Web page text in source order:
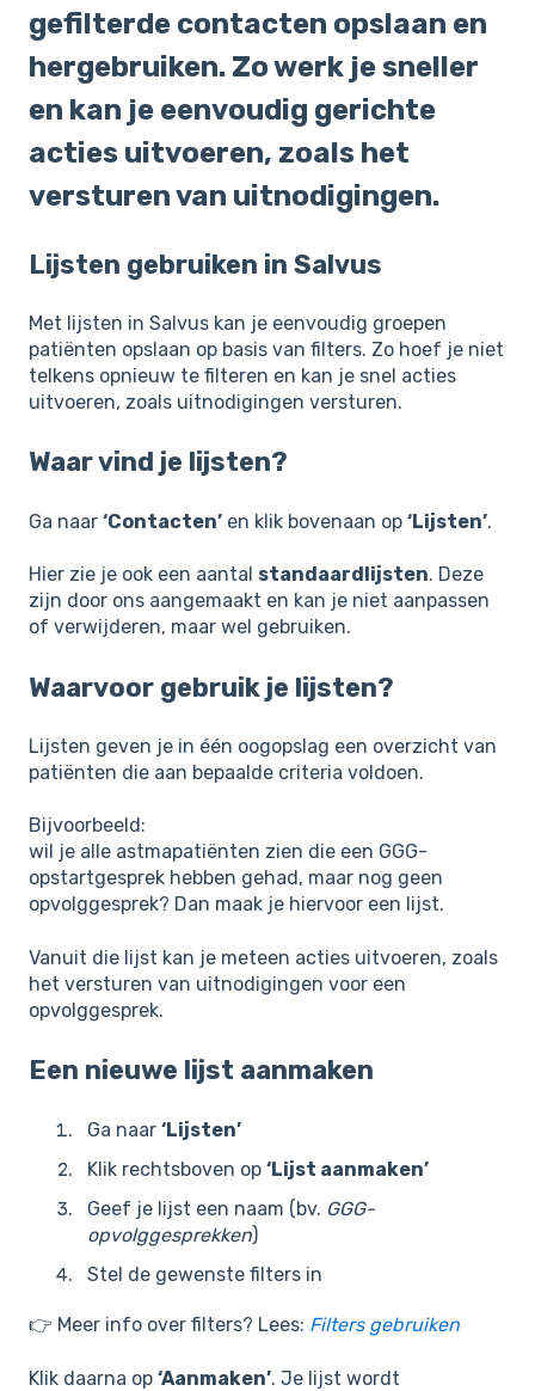
gefilterde contacten opslaan en
hergebruiken. Zo werk je sneller
en kan je eenvoudig gerichte
acties uitvoeren, zoals het
versturen van uitnodigingen.
Lijsten gebruiken in Salvus
Met lijsten in Salvus kan je eenvoudig groepen
patiënten opslaan op basis van filters. Zo hoef je niet
telkens opnieuw te filteren en kan je snel acties
uitvoeren, zoals uitnodigingen versturen.
Waar vind je lijsten?
Ga naar ‘Contacten’ en klik bovenaan op ‘Lijsten’.
Hier zie je ook een aantal standaardlijsten. Deze
zijn door ons aangemaakt en kan je niet aanpassen
of verwijderen, maar wel gebruiken.
Waarvoor gebruik je lijsten?
Lijsten geven je in één oogopslag een overzicht van
patiënten die aan bepaalde criteria voldoen.
Bijvoorbeeld:
wil je alle astmapatiënten zien die een GGG-
opstartgesprek hebben gehad, maar nog geen
opvolggesprek? Dan maak je hiervoor een lijst.
Vanuit die lijst kan je meteen acties uitvoeren, zoals
het versturen van uitnodigingen voor een
opvolggesprek.
Een nieuwe lijst aanmaken
Ga naar ‘Lijsten’
Klik rechtsboven op ‘Lijst aanmaken’
Geef je lijst een naam (bv. GGG-
opvolggesprekken)
Stel de gewenste filters in
👉 Meer info over filters? Lees: Filters gebruiken
Klik daarna op ‘Aanmaken’. Je lijst wordt